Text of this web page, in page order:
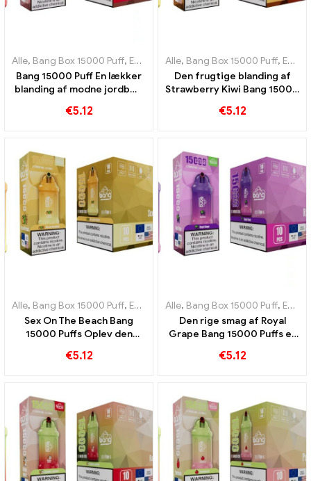
Alle, Bang Box 15000 Puff, Engangs e-cigaretter Sverige ,Engangs
Bang 15000 Puff En lækker
blanding af modne jordbær
€5.12
Alle, Bang Box 15000 Puff, Engangs e-cigaretter Sverige
Den frugtige blanding af
Strawberry Kiwi Bang 15000
sommer
€5.12
Alle, Bang Box 15000 Puff, Engangs e-cigaretter Sverige ,Engangs
Sex On The Beach Bang
15000 Puffs Oplev den
eksotiske frugter
€5.12
Alle, Bang Box 15000 Puff, Engangs e-cigaretter Sverige
Den rige smag af Royal
Grape Bang 15000 Puffs er
kongelige frugt
€5.12